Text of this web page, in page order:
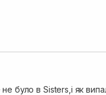
було в Sisters,і як